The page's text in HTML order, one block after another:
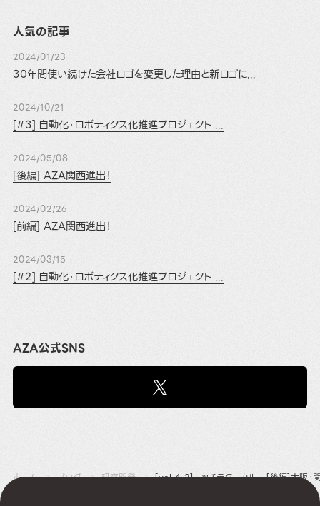
ホーム ブログ 研究開発 [vol.４-2]ニッチテクニカル – [後編]大阪・
人気の記事
2024/01/23
30年間使い続けた会社ロゴを変更した理由と新ロゴに...
2024/10/21
[#3] 自動化・ロボティクス化推進プロジェクト ...
2024/05/08
[後編] AZA関西進出！
2024/02/26
[前編] AZA関西進出！
2024/03/15
[#2] 自動化・ロボティクス化推進プロジェクト ...
AZA公式SNS